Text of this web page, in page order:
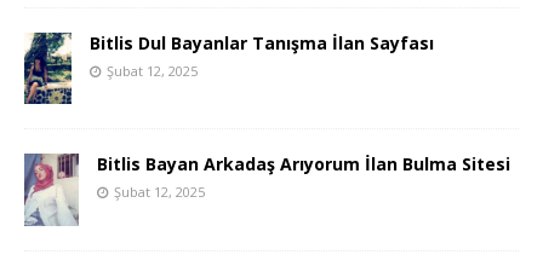
Bitlis Dul Bayanlar Tanışma İlan Sayfası
Şubat 12, 2025
Bitlis Bayan Arkadaş Arıyorum İlan Bulma Sitesi
Şubat 12, 2025